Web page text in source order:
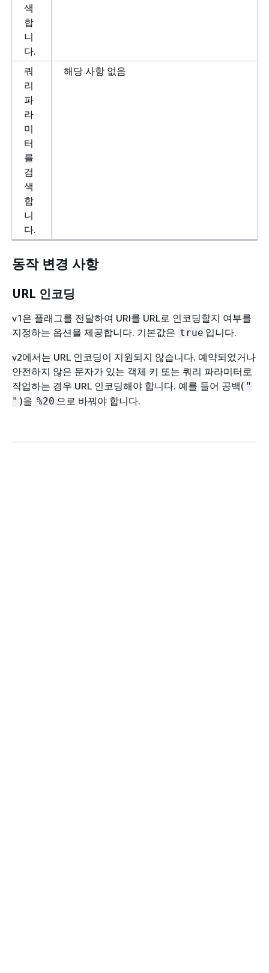
색
합
니
다.
쿼
리
파
라
미
터
를
검
색
합
니
다.
해당 사항 없음
동작 변경 사항
URL 인코딩
v1은 플래그를 전달하여 URI를 URL로 인코딩할지 여부를
지정하는 옵션을 제공합니다. 기본값은 true 입니다.
v2에서는 URL 인코딩이 지원되지 않습니다. 예약되었거나
안전하지 않은 문자가 있는 객체 키 또는 쿼리 파라미터로
작업하는 경우 URL 인코딩해야 합니다. 예를 들어 공백( "
" )을 %20 으로 바꿔야 합니다.